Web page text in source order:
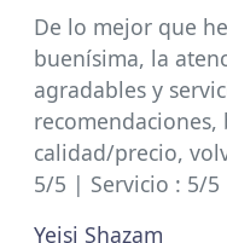
De lo mejor que
buenísima, la
agradables y
calidad/precio,
5/5 | Servicio : 5/
Yeisi Shazam